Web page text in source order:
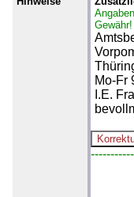
Gewähr!
Mo-Fr
I.E.